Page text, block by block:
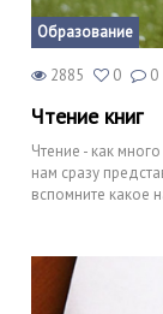
Образование
2885 0 0
Чтение книг
Чтение - как
нам сразу
вспомните какое